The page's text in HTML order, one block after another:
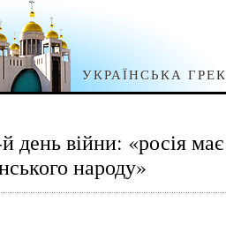
УКРАЇНСЬКА
війни: «росія має
народу»